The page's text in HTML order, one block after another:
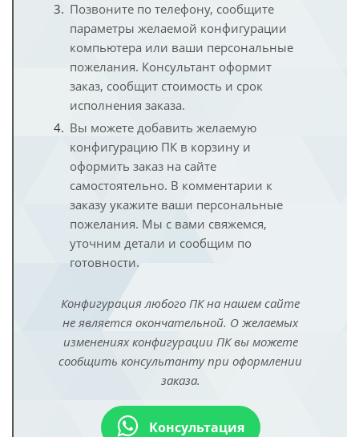
Позвоните по телефону, сообщите
параметры желаемой конфигурации
компьютера или ваши персональные
пожелания. Консультант оформит
заказ, сообщит стоимость и срок
исполнения заказа.
Вы можете добавить желаемую
конфигурацию ПК в корзину и
оформить заказ на сайте
самостоятельно. В комментарии к
заказу укажите ваши персональные
пожелания. Мы с вами свяжемся,
уточним детали и сообщим по
готовности.
Конфигурация любого ПК на нашем сайте
не является окончательной. О желаемых
изменениях конфигурации ПК вы можете
сообщить консультанту при оформлении
заказа.
Консультация